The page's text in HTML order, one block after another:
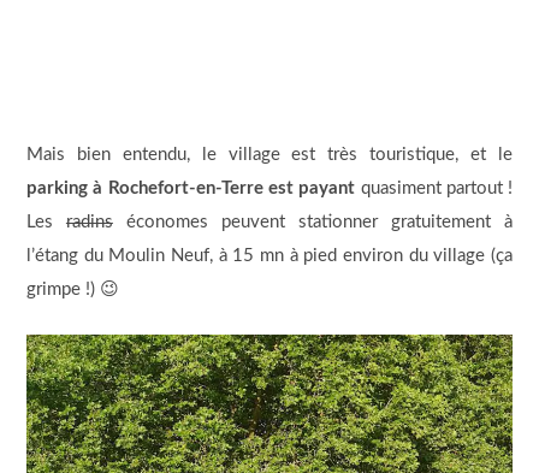
Mais bien entendu, le village est très touristique, et le
parking à Rochefort-en-Terre est payant quasiment partout !
Les radinséconomes peuvent stationner gratuitement à
l’étang du Moulin Neuf, à 15 mn à pied environ du village (ça
grimpe !) 😉